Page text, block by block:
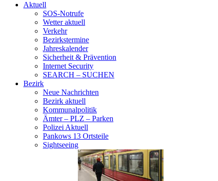
Aktuell
SOS-Notrufe
Wetter aktuell
Verkehr
Bezirkstermine
Jahreskalender
Sicherheit & Prävention
Internet Security
SEARCH – SUCHEN
Bezirk
Neue Nachrichten
Bezirk aktuell
Kommunalpolitik
Ämter – PLZ – Parken
Polizei Aktuell
Pankows 13 Ortsteile
Sightseeing